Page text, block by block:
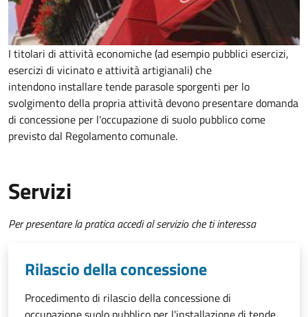
I titolari di attività economiche (ad esempio pubblici esercizi,
esercizi di vicinato e attività artigianali) che
intendono installare tende parasole sporgenti per lo
svolgimento della propria attività devono presentare domanda
di concessione per l'occupazione di suolo pubblico come
previsto dal Regolamento comunale.
Servizi
Per presentare la pratica accedi al servizio che ti interessa
Rilascio della concessione
Procedimento di rilascio della concessione di